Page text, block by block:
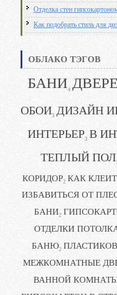
Отделка стен
Как подобрать стиль для
ОБЛАКО ТЭГОВ
БАНИ4
ОБОИ3 ДИЗАЙН
ИНТЕРЬЕР3 В
ТЕПЛЫЙ ПОЛ
КОРИДОР2 КАК
ИЗБАВИТЬСЯ ОТ
БАНИ2
ОТДЕЛКИ
БАНЮ2
МЕЖКОМНАТНЫЕ
ВАННОЙ